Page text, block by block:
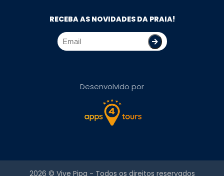
RECEBA AS NOVIDADES DA PRAIA!
Desenvolvido por
2026 © Vive Pipa - Todos os direitos reservados